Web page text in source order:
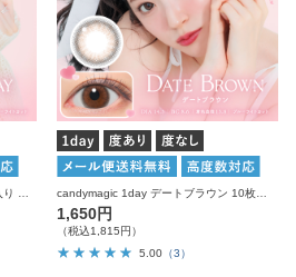
1,650円
（税込1,815円）
5.00 （3）